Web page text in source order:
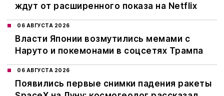
ждут от расширенного показа на Netflix
06 АВГУСТА 2026
Власти Японии возмутились мемами с
Наруто и покемонами в соцсетях Трампа
06 АВГУСТА 2026
Появились первые снимки падения ракеты